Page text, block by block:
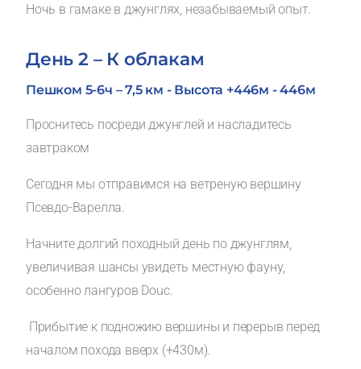
Ночь в гамаке в джунглях, незабываемый опыт.
День 2 – К облакам
Пешком 5-6ч – 7,5 км - Высота +446м - 446м
Проснитесь посреди джунглей и насладитесь
завтраком
Сегодня мы отправимся на ветреную вершину
Псевдо-Варелла.
Начните долгий походный день по джунглям,
увеличивая шансы увидеть местную фауну,
особенно лангуров Douc.
Прибытие к подножию вершины и перерыв перед
началом похода вверх (+430м).